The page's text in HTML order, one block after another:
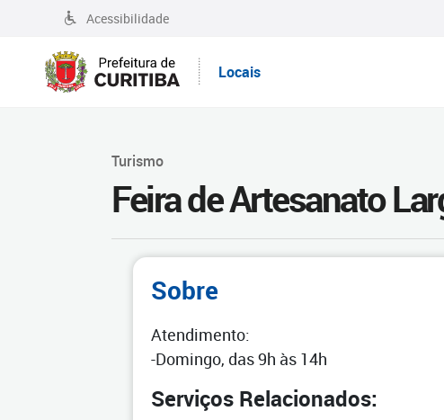
Acessibilidade
Locais
Turismo
Feira de Artesanato
Sobre
Atendimento:
-Domingo, das 9h às 14h
Serviços Relacionados: